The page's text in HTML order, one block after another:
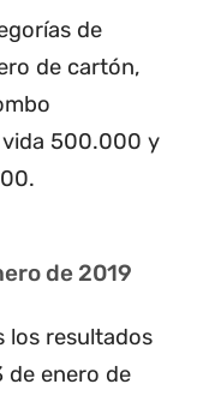
de
de cartón,
vida 500.000 y
de 2019
los resultados
de enero de